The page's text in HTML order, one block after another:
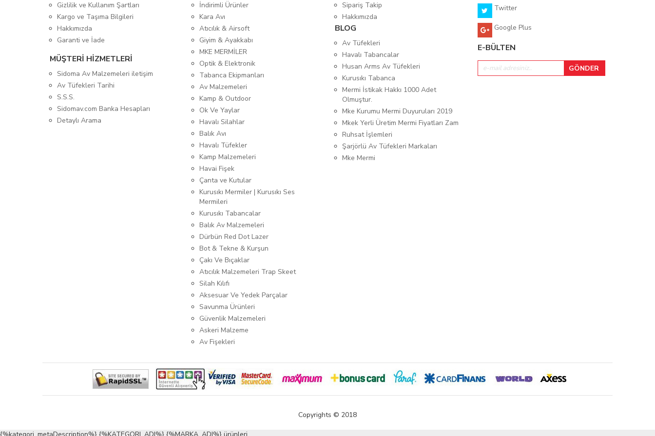
Gizlilik ve Kullanım Şartları
Kargo ve Taşıma Bilgileri
Hakkımızda
Garanti ve İade
MÜŞTERİ HİZMETLERİ
Sidoma Av Malzemeleri iletişim
Av Tüfekleri Tarihi
S.S.S.
Sidomav.com Banka Hesapları
Detaylı Arama
İndirimli Ürünler
Kara Avı
Atıcılık & Airsoft
Giyim & Ayakkabı
MKE MERMİLER
Optik & Elektronik
Tabanca Ekipmanları
Av Malzemeleri
Kamp & Outdoor
Ok Ve Yaylar
Havalı Silahlar
Balık Avı
Havalı Tüfekler
Kamp Malzemeleri
Havai Fişek
Çanta ve Kutular
Kurusıkı Mermiler | Kurusıkı Ses
Mermileri
Kurusıkı Tabancalar
Balık Av Malzemeleri
Dürbün Red Dot Lazer
Bot & Tekne & Kurşun
Çakı Ve Bıçaklar
Atıcılık Malzemeleri Trap Skeet
Silah Kılıfı
Aksesuar Ve Yedek Parçalar
Savunma Ürünleri
Güvenlik Malzemeleri
Askeri Malzeme
Av Fişekleri
Sipariş Takip
Hakkımızda
BLOG
Av Tüfekleri
Havalı Tabancalar
Husan Arms Av Tüfekleri
Kurusıkı Tabanca
Mermi İstikak Hakkı 1000 Adet
Olmuştur.
Mke Kurumu Mermi Duyuruları 2019
Mkek Yerli Üretim Mermi Fiyatları Zam
Ruhsat İşlemleri
Şarjörlü Av Tüfekleri Markaları
Mke Mermi
Twitter
Google Plus
E-BÜLTEN
Copyrights © 2018
{%kategori_metaDescription%} {%KATEGORI_ADI%} {%MARKA_ADI%} ürünleri